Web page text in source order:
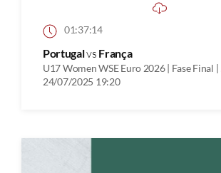
01:37:14
Portugalvs França
U17 Women WSE Euro 2026 | Fase Final |
24/07/2025 19:20